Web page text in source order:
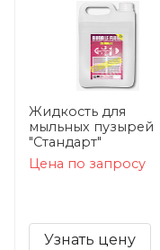
Жидкость для
мыльных пузырей
"Стандарт"
Цена по запросу
Узнать цену